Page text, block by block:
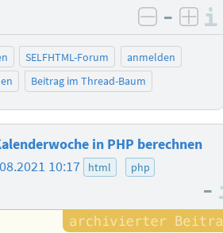
negativ
–
SELFHTML-Forum
anmelden
Beitrag im Thread-Baum
in PHP berechnen
10:17 html php
–